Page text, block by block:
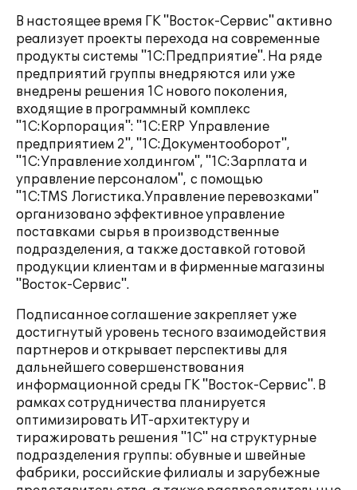
В настоящее время ГК "Восток-Сервис" активно
реализует проекты перехода на современные
продукты системы "1С:Предприятие". На ряде
предприятий группы внедряются или уже
внедрены решения 1С нового поколения,
входящие в программный комплекс
"1С:Корпорация": "1С:ERP Управление
предприятием 2", "1С:Документооборот",
"1С:Управление холдингом", "1С:Зарплата и
управление персоналом", с помощью
"1С:TMS Логистика.Управление перевозками"
организовано эффективное управление
поставками сырья в производственные
подразделения, а также доставкой готовой
продукции клиентам и в фирменные магазины
"Восток-Сервис".
Подписанное соглашение закрепляет уже
достигнутый уровень тесного взаимодействия
партнеров и открывает перспективы для
дальнейшего совершенствования
информационной среды ГК "Восток-Сервис". В
рамках сотрудничества планируется
оптимизировать ИТ-архитектуру и
тиражировать решения "1С" на структурные
подразделения группы: обувные и швейные
фабрики, российские филиалы и зарубежные